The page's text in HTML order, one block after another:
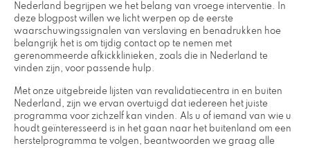
Nederland begrijpen we het belang van vroege interventie. In
deze blogpost willen we licht werpen op de eerste
waarschuwingssignalen van verslaving en benadrukken hoe
belangrijk het is om tijdig contact op te nemen met
gerenommeerde afkickklinieken, zoals die in Nederland te
vinden zijn, voor passende hulp.
Met onze uitgebreide lijsten van revalidatiecentra in en buiten
Nederland, zijn we ervan overtuigd dat iedereen het juiste
programma voor zichzelf kan vinden. Als u of iemand van wie u
houdt geïnteresseerd is in het gaan naar het buitenland om een
herstelprogramma te volgen, beantwoorden we graag alle